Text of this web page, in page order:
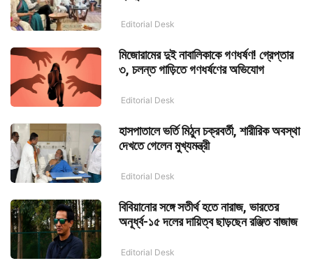
Editorial Desk
মিজোরামের দুই নাবালিকাকে গণধর্ষণ! গ্রেপ্তার
৩, চলন্ত গাড়িতে গণধর্ষণের অভিযোগ
Editorial Desk
হাসপাতালে ভর্তি মিঠুন চক্রবর্তী, শারীরিক অবস্থা
দেখতে গেলেন মুখ্যমন্ত্রী
Editorial Desk
বিবিয়ানোর সঙ্গে সতীর্থ হতে নারাজ, ভারতের
অনূর্ধ্ব-১৫ দলের দায়িত্ব ছাড়ছেন রঞ্জিত বাজাজ
Editorial Desk